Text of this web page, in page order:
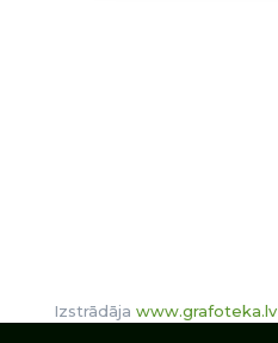
Izstrādāja www.grafoteka.lv